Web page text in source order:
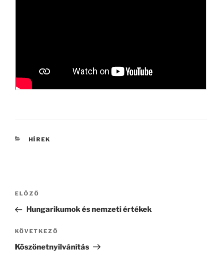
KATEGÓRIÁK
HÍREK
Bejegyzés
Korábbi
bejegyzés
ELŐZŐ
Hungarikumok és nemzeti értékek
Következő
bejegyzés
KÖVETKEZŐ
Köszönetnyilvánítás